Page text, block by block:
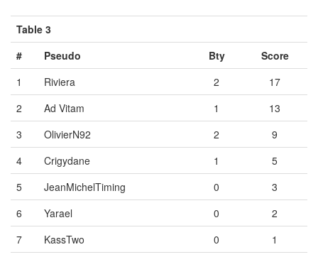
Table 3
#
Pseudo Bty
Score
1
Riviera 2
17
2
Ad Vitam 1
13
3
OlivierN92 2
9
4
Crigydane 1
5
5
JeanMichelTiming 0
3
6
Yarael 0
2
7
KassTwo 0
1